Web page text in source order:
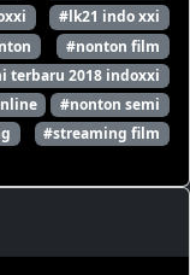
#lk21 indo xxi
#nonton film
terbaru 2018 indoxxi
#nonton semi
#streaming film